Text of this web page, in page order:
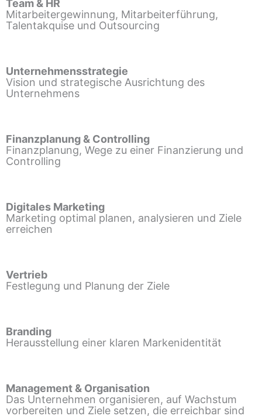
Team & HR
Mitarbeitergewinnung, Mitarbeiterführung,
Talentakquise und Outsourcing
Unternehmensstrategie
Vision und strategische Ausrichtung des
Unternehmens
Finanzplanung & Controlling
Finanzplanung, Wege zu einer Finanzierung und
Controlling
Digitales Marketing
Marketing optimal planen, analysieren und Ziele
erreichen
Vertrieb
Festlegung und Planung der Ziele
Branding
Herausstellung einer klaren Markenidentität
Management & Organisation
Das Unternehmen organisieren, auf Wachstum
vorbereiten und Ziele setzen, die erreichbar sind